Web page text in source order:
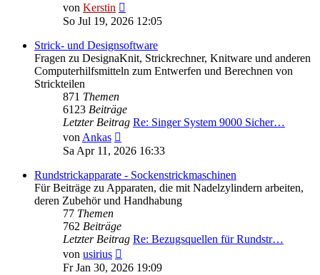
von Kerstin
Beitrag
So Jul 19, 2026 12:05
Strick- und Designsoftware
Fragen zu DesignaKnit, Strickrechner, Knitware und anderen
Computerhilfsmitteln zum Entwerfen und Berechnen von
Strickteilen
871 Themen
6123 Beiträge
Letzter Beitrag Re: Singer System 9000 Sicher…
vonAnkas
Beitrag
Sa Apr 11, 2026 16:33
Rundstrickapparate - Sockenstrickmaschinen
Für Beiträge zu Apparaten, die mit Nadelzylindern arbeiten,
deren Zubehör und Handhabung
77 Themen
762 Beiträge
Letzter Beitrag Re: Bezugsquellen für Rundstr…
von usirius
Beitrag
Fr Jan 30, 2026 19:09